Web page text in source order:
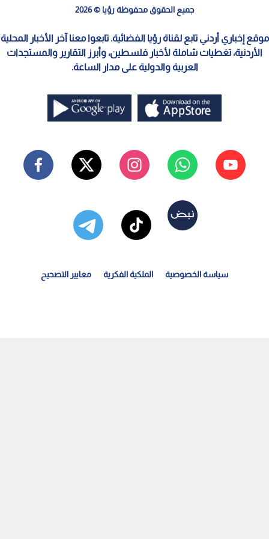
جميع الحقوق محفوظة رؤيا © 2026
موقع إخباري أردني تابع لقناة رؤيا الفضائية. تابعوا معنا آخر الأخبار المحلية
الأردنية، تغطيات شاملة لأخبار فلسطين، وأبرز التقارير والمستجدات
العربية والدولية على مدار الساعة.
سياسة الخصوصية الملكية الفكرية معايير التصحيح